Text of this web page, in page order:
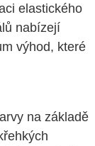
elastického
nabízejí
výhod, které
na základě